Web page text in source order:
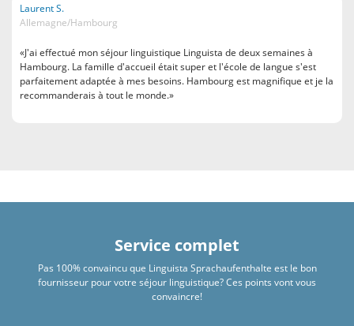
Laurent S.
Allemagne/Hambourg
«J'ai effectué mon séjour linguistique Linguista de deux semaines à
Hambourg. La famille d'accueil était super et l'école de langue s'est
parfaitement adaptée à mes besoins. Hambourg est magnifique et je la
recommanderais à tout le monde.»
Service complet
Pas 100% convaincu que Linguista Sprachaufenthalte est le bon
fournisseur pour votre séjour linguistique? Ces points vont vous
convaincre!